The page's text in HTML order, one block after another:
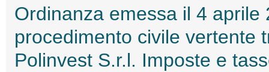
Ordinanza emessa il 4
procedimento civile vertente
Polinvest S.r.l. Imposte e